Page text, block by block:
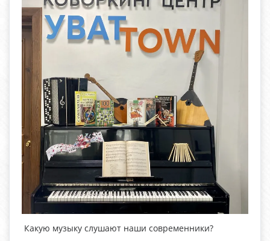
Какую музыку слушают наши современники?